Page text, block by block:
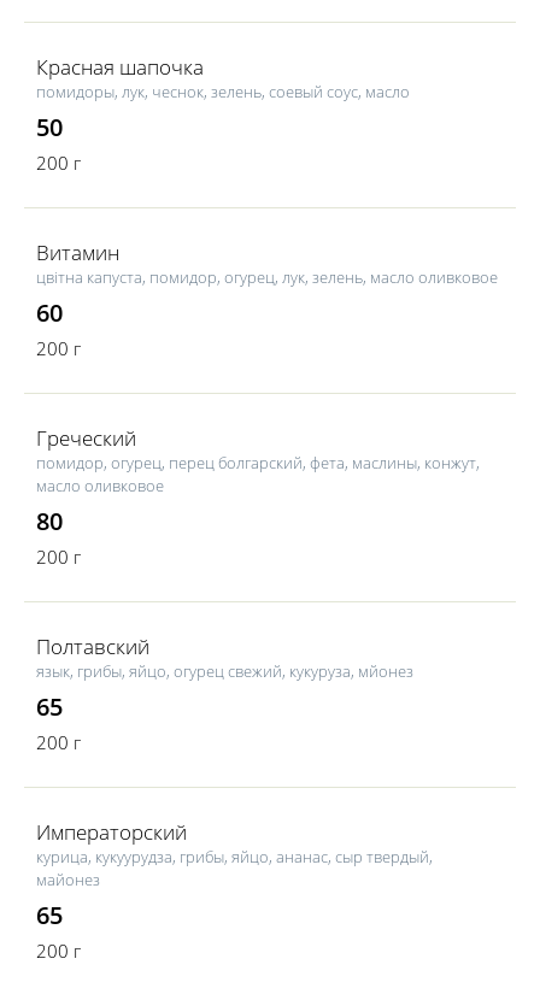
Красная шапочка
помидоры, лук, чеснок, зелень, соевый соус, масло
50
200 г
Витамин
цвітна капуста, помидор, огурец, лук, зелень, масло оливковое
60
200 г
Греческий
помидор, огурец, перец болгарский, фета, маслины, конжут,
масло оливковое
80
200 г
Полтавский
язык, грибы, яйцо, огурец свежий, кукуруза, мйонез
65
200 г
Императорский
курица, кукуурудза, грибы, яйцо, ананас, сыр твердый,
майонез
65
200 г